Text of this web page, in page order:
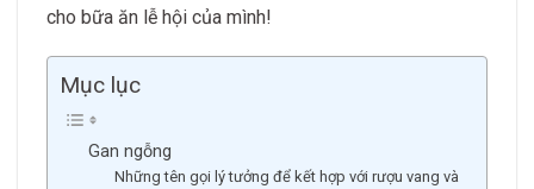
cho bữa ăn lễ hội của mình!
Mục lục
Gan ngỗng
Những tên gọi lý tưởng để kết hợp với rượu vang và